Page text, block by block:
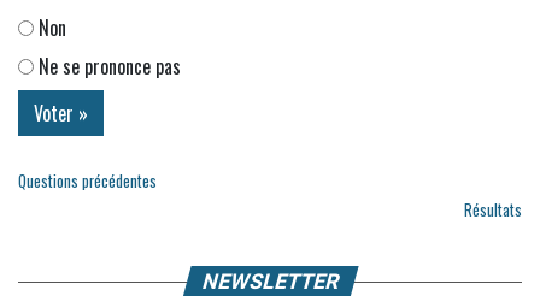
Non
Ne se prononce pas
Questions précédentes
Résultats
NEWSLETTER